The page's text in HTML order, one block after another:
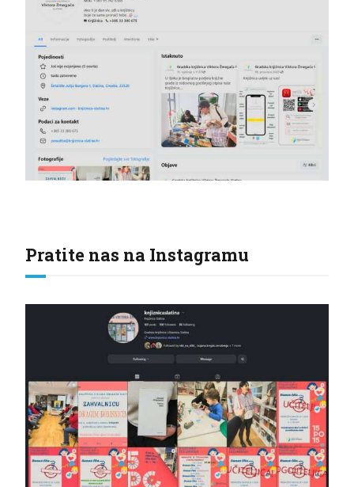
Pratite nas na Instagramu